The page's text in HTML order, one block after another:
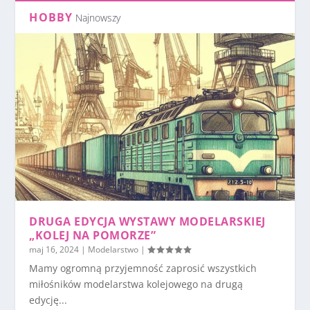
HOBBY Najnowszy
DRUGA EDYCJA WYSTAWY MODELARSKIEJ
„KOLEJ NA POMORZE”
maj 16, 2024 | Modelarstwo |
Mamy ogromną przyjemność zaprosić wszystkich
miłośników modelarstwa kolejowego na drugą
edycję...